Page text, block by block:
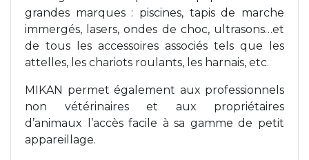
grandes marques : piscines, tapis de marche
immergés, lasers, ondes de choc, ultrasons…et
de tous les accessoires associés tels que les
attelles, les chariots roulants, les harnais, etc.
MIKAN permet également aux professionnels
non vétérinaires et aux propriétaires
d’animaux l’accès facile à sa gamme de petit
appareillage.